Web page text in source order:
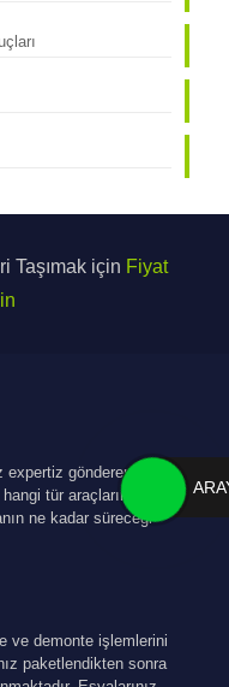
Taşımak için Fiyat
göndererek
tür araçların , ne
ne kadar süreceği
ve demonte işlemlerini
paketlendikten sonra